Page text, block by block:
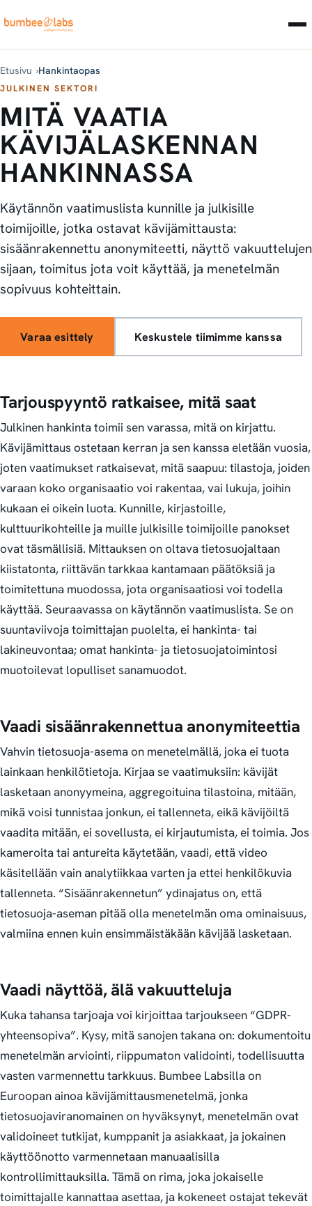
Etusivu Hankintaopas
JULKINEN SEKTORI
MITÄ VAATIA
KÄVIJÄLASKENNAN
HANKINNASSA
Käytännön vaatimuslista kunnille ja julkisille
toimijoille, jotka ostavat kävijämittausta:
sisäänrakennettu anonymiteetti, näyttö vakuuttelujen
sijaan, toimitus jota voit käyttää, ja menetelmän
sopivuus kohteittain.
Varaa esittely Keskustele tiimimme kanssa
Tarjouspyyntö ratkaisee, mitä saat
Julkinen hankinta toimii sen varassa, mitä on kirjattu.
Kävijämittaus ostetaan kerran ja sen kanssa eletään vuosia,
joten vaatimukset ratkaisevat, mitä saapuu: tilastoja, joiden
varaan koko organisaatio voi rakentaa, vai lukuja, joihin
kukaan ei oikein luota. Kunnille, kirjastoille,
kulttuurikohteille ja muille julkisille toimijoille panokset
ovat täsmällisiä. Mittauksen on oltava tietosuojaltaan
kiistatonta, riittävän tarkkaa kantamaan päätöksiä ja
toimitettuna muodossa, jota organisaatiosi voi todella
käyttää. Seuraavassa on käytännön vaatimuslista. Se on
suuntaviivoja toimittajan puolelta, ei hankinta- tai
lakineuvontaa; omat hankinta- ja tietosuojatoimintosi
muotoilevat lopulliset sanamuodot.
Vaadi sisäänrakennettua anonymiteettia
Vahvin tietosuoja-asema on menetelmällä, joka ei tuota
lainkaan henkilötietoja. Kirjaa se vaatimuksiin: kävijät
lasketaan anonyymeina, aggregoituina tilastoina, mitään,
mikä voisi tunnistaa jonkun, ei tallenneta, eikä kävijöiltä
vaadita mitään, ei sovellusta, ei kirjautumista, ei toimia. Jos
kameroita tai antureita käytetään, vaadi, että video
käsitellään vain analytiikkaa varten ja ettei henkilökuvia
tallenneta. “Sisäänrakennetun” ydinajatus on, että
tietosuoja-aseman pitää olla menetelmän oma ominaisuus,
valmiina ennen kuin ensimmäistäkään kävijää lasketaan.
Vaadi näyttöä, älä vakuutteluja
Kuka tahansa tarjoaja voi kirjoittaa tarjoukseen “GDPR-
yhteensopiva”. Kysy, mitä sanojen takana on: dokumentoitu
menetelmän arviointi, riippumaton validointi, todellisuutta
vasten varmennettu tarkkuus. Bumbee Labsilla on
Euroopan ainoa kävijämittausmenetelmä, jonka
tietosuojaviranomainen on hyväksynyt, menetelmän ovat
validoineet tutkijat, kumppanit ja asiakkaat, ja jokainen
käyttöönotto varmennetaan manuaalisilla
kontrollimittauksilla. Tämä on rima, joka jokaiselle
toimittajalle kannattaa asettaa, ja kokeneet ostajat tekevät